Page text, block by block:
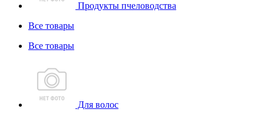
Продукты пчеловодства
Все товары
Все товары
Для волос